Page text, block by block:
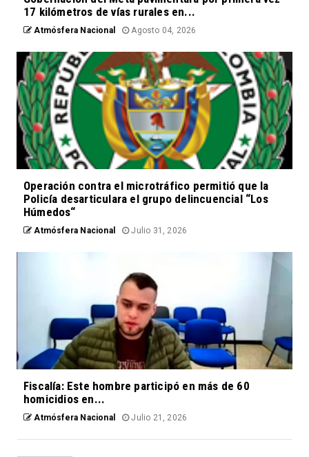
17 kilómetros de vías rurales en...
Atmósfera Nacional Agosto 04, 2026
Operación contra el microtráfico permitió que la
Policía desarticulara el grupo delincuencial “Los
Húmedos“
Atmósfera Nacional Julio 31, 2026
Fiscalía: Este hombre participó en más de 60
homicidios en...
Atmósfera Nacional Julio 21, 2026